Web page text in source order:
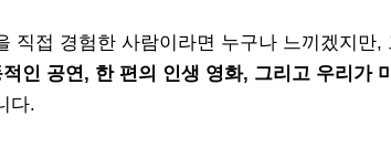
직접 경험한 사람이라면 누구나 느끼겠지만
인 공연, 한 편의 인생 영화, 그리고 우리가
다.